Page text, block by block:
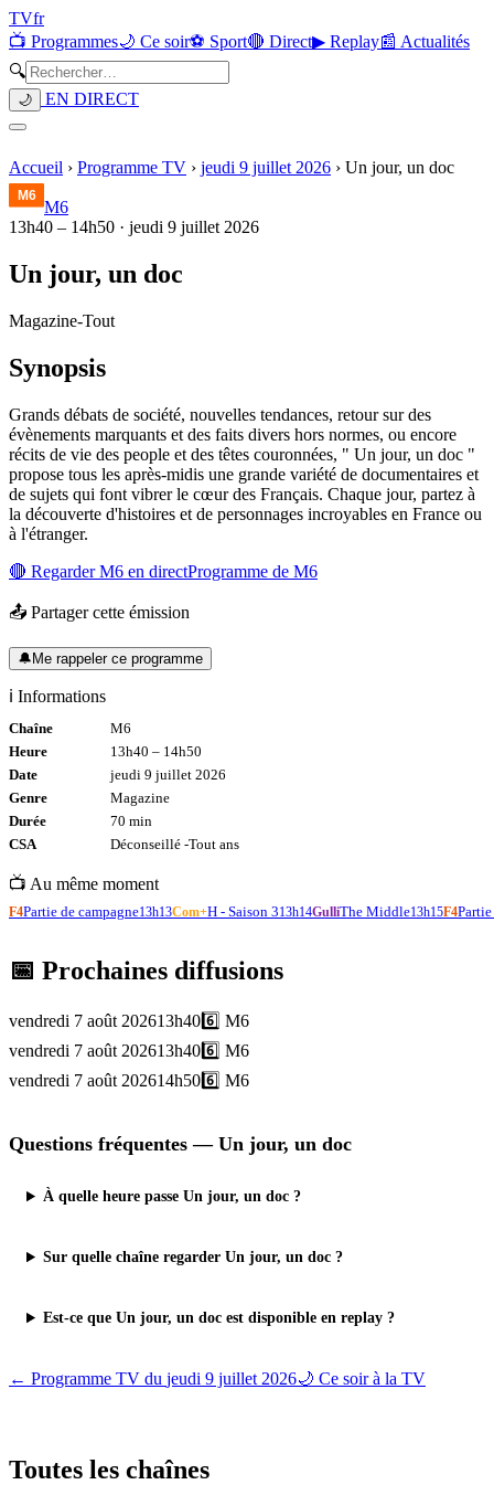
TVfr
📺 Programmes🌙 Ce soir⚽ Sport🔴 Direct▶ Replay📰 Actualités
🔍
🌙 EN DIRECT
Accueil › Programme TV › jeudi 9 juillet 2026 › Un jour, un doc
M6
13h40 – 14h50 · jeudi 9 juillet 2026
Un jour, un doc
Magazine-Tout
Synopsis
Grands débats de société, nouvelles tendances, retour sur des
évènements marquants et des faits divers hors normes, ou encore
récits de vie des people et des têtes couronnées, " Un jour, un doc "
propose tous les après-midis une grande variété de documentaires et
de sujets qui font vibrer le cœur des Français. Chaque jour, partez à
la découverte d'histoires et de personnages incroyables en France ou
à l'étranger.
🔴 RegarderM6 en directProgramme de M6
📤 Partager cette émission
🔔Me rappeler ce programme
ℹ️ Informations
Chaîne
M6
Heure
13h40 – 14h50
Date
jeudi 9 juillet 2026
Genre
Magazine
Durée
70 min
CSA
Déconseillé -Tout ans
📺 Au même moment
F4Partie de campagne13h13Com+H - Saison 313h14GulliThe Middle13h15F4
📅 Prochaines diffusions
vendredi 7 août 202613h406️⃣ M6
vendredi 7 août 202613h406️⃣ M6
vendredi 7 août 202614h506️⃣ M6
Questions fréquentes — Un jour, un doc
À quelle heure passe Un jour, un doc ?
Sur quelle chaîne regarder Un jour, un doc ?
Est-ce que Un jour, un doc est disponible en replay ?
← Programme TV du jeudi 9 juillet 2026🌙 Ce soir à la TV
Toutes les chaînes